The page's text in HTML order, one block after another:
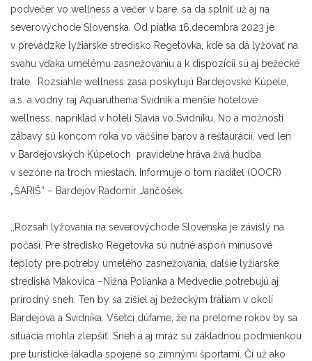
podvečer vo wellness a večer v bare, sa dá splniť už aj na
severovýchode Slovenska. Od piatka 16.decembra 2023 je
v prevádzke lyžiarske stredisko Regetovka, kde sa dá lyžovať na
svahu vďaka umelému zasnežovaniu a k dispozícii sú aj bežecké
trate. Rozsiahle wellness zasa poskytujú Bardejovské Kúpele,
a.s. a vodný raj Aquaruthenia Svidník a menšie hotelové
wellness, napríklad v hoteli Slávia vo Svidníku. No a možnosti
zábavy sú koncom roka vo väčšine barov a reštaurácií, veď len
v Bardejovských Kúpeľoch pravidelne hráva živá hudba
v sezóne na troch miestach. Informuje o tom riaditeľ (OOCR)
„ŠARIŠ“ – Bardejov Radomír Jančošek.
,,Rozsah lyžovania na severovýchode Slovenska je závislý na
počasí. Pre stredisko Regetovka sú nutné aspoň mínusové
teploty pre potreby umelého zasnežovania, ďalšie lyžiarske
strediská Makovica –Nižná Polianka a Medvedie potrebujú aj
prírodný sneh. Ten by sa zišiel aj bežeckým tratiam v okolí
Bardejova a Svidníka. Všetci dúfame, že na prelome rokov by sa
situácia mohla zlepšiť. Sneh a aj mráz sú základnou podmienkou
pre turistické lákadla spojené so zimnými športami. Či už ako